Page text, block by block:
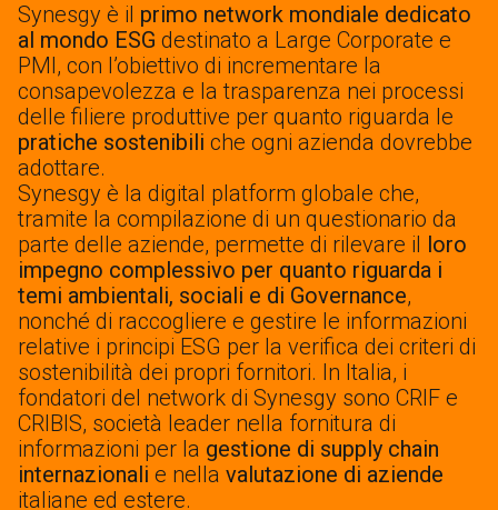
Governance
Synesgy è il primo network mondiale dedicato
al mondo ESG destinato a Large Corporate e
PMI, con l’obiettivo di incrementare la
consapevolezza e la trasparenza nei processi
delle filiere produttive per quanto riguarda le
pratiche sostenibili che ogni azienda dovrebbe
adottare.
Synesgy è la digital platform globale che,
tramite la compilazione di un questionario da
parte delle aziende, permette di rilevare il
loro
impegno complessivo per quanto riguarda i
temi ambientali, sociali e di Governance,
nonché di raccogliere e gestire le informazioni
relative i principi ESG per la verifica dei criteri di
sostenibilità dei propri fornitori. In Italia, i
fondatori del network di Synesgy sono CRIF e
CRIBIS, società leader nella fornitura di
informazioni per la gestione di supply chain
internazionali e nella valutazione di aziende
italiane ed estere.